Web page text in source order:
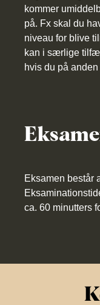
kommer
på. Fx skal du
niveau for blive
kan i særlige
hvis du på
Eksamen består
ca. 60 minutters